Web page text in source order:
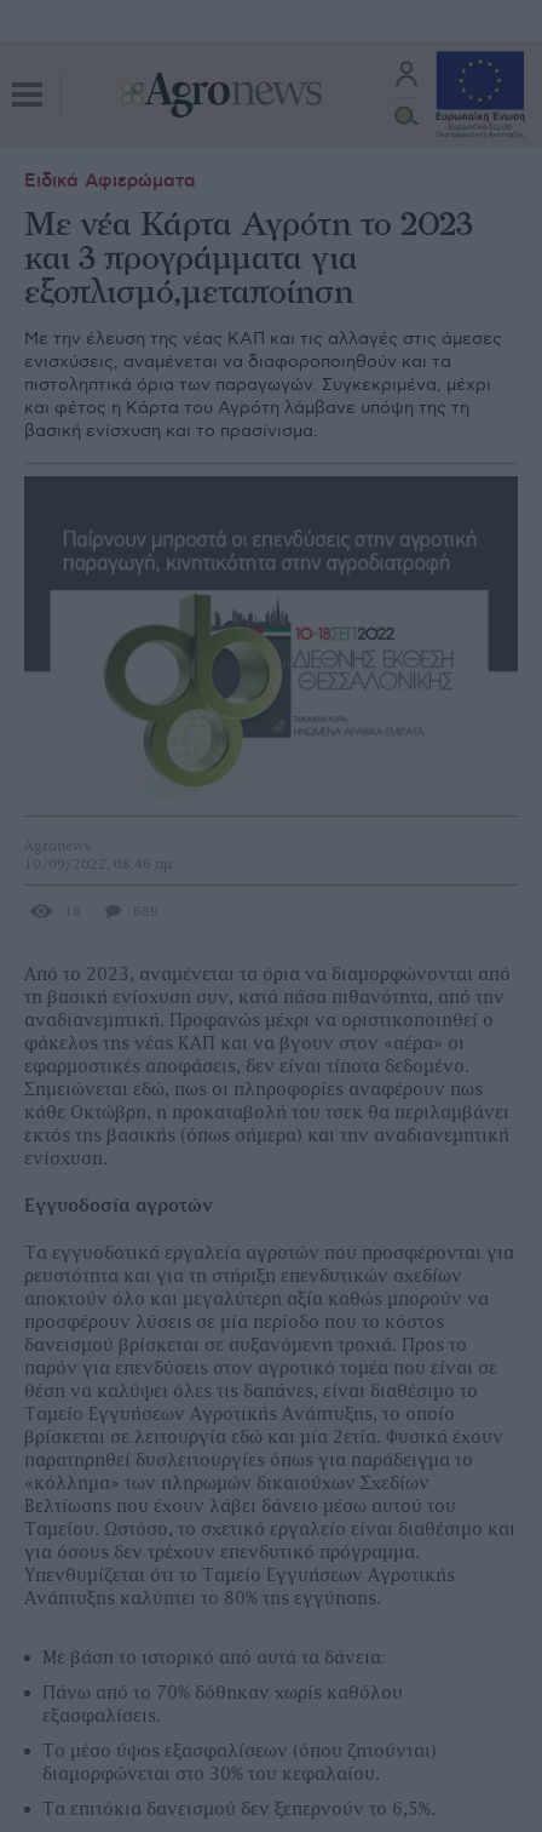
Ειδικά Αφιερώματα
Με νέα Κάρτα Αγρότη το 2023
και 3 προγράμματα για
εξοπλισμό,μεταποίηση
Με την έλευση της νέας ΚΑΠ και τις αλλαγές στις άµεσες
ενισχύσεις, αναµένεται να διαφοροποιηθούν και τα
πιστοληπτικά όρια των παραγωγών. Συγκεκριµένα, µέχρι
και φέτος η Κάρτα του Αγρότη λάµβανε υπόψη της τη
βασική ενίσχυση και το πρασίνισµα.
Agronews
10/09/2022, 08:46 πμ
18 689
Από το 2023, αναµένεται τα όρια να διαµορφώνονται από
τη βασική ενίσχυση συν, κατά πάσα πιθανότητα, από την
αναδιανεµητική. Προφανώς µέχρι να οριστικοποιηθεί ο
φάκελος της νέας ΚΑΠ και να βγουν στον «αέρα» οι
εφαρµοστικές αποφάσεις, δεν είναι τίποτα δεδοµένο.
Σηµειώνεται εδώ, πως οι πληροφορίες αναφέρουν πως
κάθε Οκτώβρη, η προκαταβολή του τσεκ θα περιλαµβάνει
εκτός της βασικής (όπως σήµερα) και την αναδιανεµητική
ενίσχυση.
Εγγυοδοσία αγροτών
Τα εγγυοδοτικά εργαλεία αγροτών που προσφέρονται για
ρευστότητα και για τη στήριξη επενδυτικών σχεδίων
αποκτούν όλο και µεγαλύτερη αξία καθώς µπορούν να
προσφέρουν λύσεις σε µία περίοδο που το κόστος
δανεισµού βρίσκεται σε αυξανόµενη τροχιά. Προς το
παρόν για επενδύσεις στον αγροτικό τοµέα που είναι σε
θέση να καλύψει όλες τις δαπάνες, είναι διαθέσιµο το
Ταµείο Εγγυήσεων Αγροτικής Ανάπτυξης, το οποίο
βρίσκεται σε λειτουργία εδώ και µία 2ετία. Φυσικά έχουν
παρατηρηθεί δυσλειτουργίες όπως για παράδειγµα το
«κόλληµα» των πληρωµών δικαιούχων Σχεδίων
Βελτίωσης που έχουν λάβει δάνειο µέσω αυτού του
Ταµείου. Ωστόσο, το σχετικό εργαλείο είναι διαθέσιµο και
για όσους δεν τρέχουν επενδυτικό πρόγραµµα.
Υπενθυµίζεται ότι το Ταµείο Εγγυήσεων Αγροτικής
Ανάπτυξης καλύπτει το 80% της εγγύησης.
Με βάση το ιστορικό από αυτά τα δάνεια:
Πάνω από το 70% δόθηκαν χωρίς καθόλου
εξασφαλίσεις.
Το µέσο ύψος εξασφαλίσεων (όπου ζητούνται)
διαµορφώνεται στο 30% του κεφαλαίου.
Τα επιτόκια δανεισµού δεν ξεπερνούν το 6,5%.